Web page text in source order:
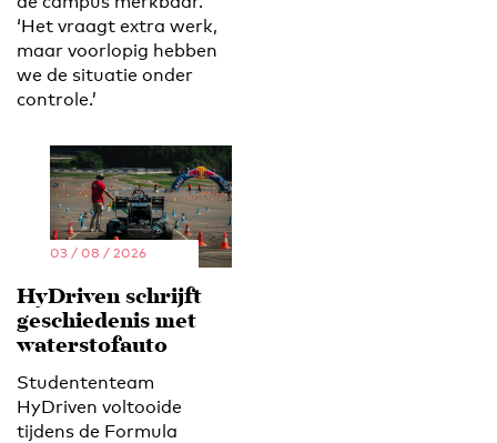
‘Het vraagt extra werk,
maar voorlopig hebben
we de situatie onder
controle.’
03 / 08 / 2026
HyDriven schrijft
geschiedenis met
waterstofauto
Studententeam
HyDriven voltooide
tijdens de Formula